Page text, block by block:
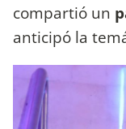
compartió un
anticipó la